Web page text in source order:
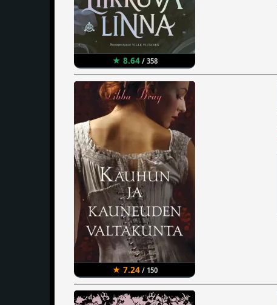
★ 8.64/ 358
★ 7.24/ 150